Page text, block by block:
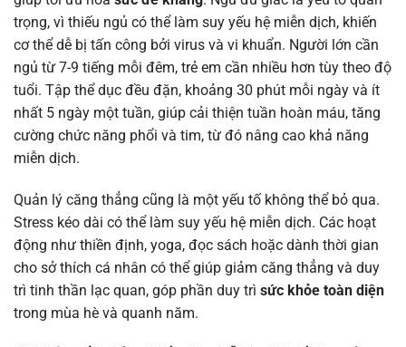
trọng, vì thiếu ngủ có thể làm suy yếu hệ miễn dịch, khiến
cơ thể dễ bị tấn công bởi virus và vi khuẩn. Người lớn cần
ngủ từ 7-9 tiếng mỗi đêm, trẻ em cần nhiều hơn tùy theo độ
tuổi. Tập thể dục đều đặn, khoảng 30 phút mỗi ngày và ít
nhất 5 ngày một tuần, giúp cải thiện tuần hoàn máu, tăng
cường chức năng phổi và tim, từ đó nâng cao khả năng
miễn dịch.
Quản lý căng thẳng cũng là một yếu tố không thể bỏ qua.
Stress kéo dài có thể làm suy yếu hệ miễn dịch. Các hoạt
động như thiền định, yoga, đọc sách hoặc dành thời gian
cho sở thích cá nhân có thể giúp giảm căng thẳng và duy
trì tinh thần lạc quan, góp phần duy trì sức khỏe toàn diện
trong mùa hè và quanh năm.